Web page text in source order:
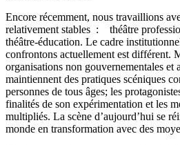
Encore récemment, nous travaillions
relativement stables : théâtre
théâtre-éducation. Le cadre
confrontons actuellement est différent.
organisations non gouvernementales et
maintiennent des pratiques scéniques
personnes de tous âges; les
finalités de son expérimentation et les
multipliés. La scène d’aujourd’hui se
monde en transformation avec des